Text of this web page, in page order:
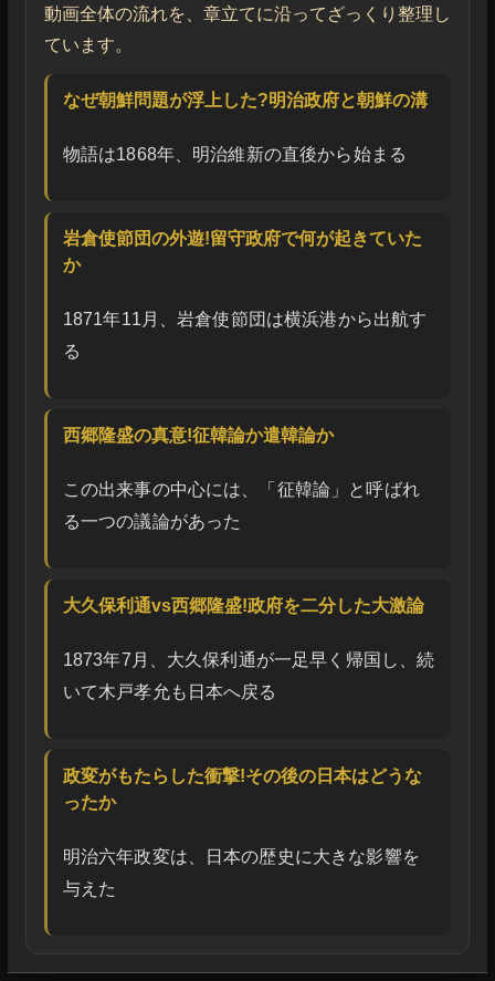
動画全体の流れを、章立てに沿ってざっくり整理し
ています。
なぜ朝鮮問題が浮上した?明治政府と朝鮮の溝
物語は1868年、明治維新の直後から始まる
岩倉使節団の外遊!留守政府で何が起きていた
か
1871年11月、岩倉使節団は横浜港から出航す
る
西郷隆盛の真意!征韓論か遣韓論か
この出来事の中心には、「征韓論」と呼ばれ
る一つの議論があった
大久保利通vs西郷隆盛!政府を二分した大激論
1873年7月、大久保利通が一足早く帰国し、続
いて木戸孝允も日本へ戻る
政変がもたらした衝撃!その後の日本はどうな
ったか
明治六年政変は、日本の歴史に大きな影響を
与えた